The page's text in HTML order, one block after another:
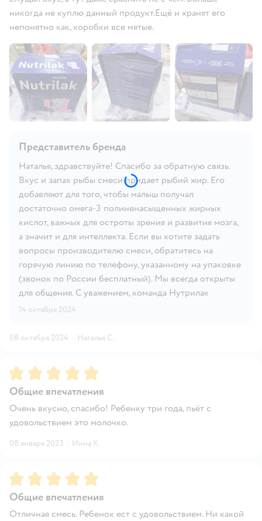
никогда не куплю данный продукт.Ещё и хранят его
непонятно как, коробки все мятые.
Представитель бренда
Наталья, здравствуйте! Спасибо за обратную связь.
Вкус и запах рыбы смеси придает рыбий жир. Его
добавляют для того, чтобы малыш получал
достаточно омега-3 полиненасыщенных жирных
кислот, важных для остроты зрения и развития мозга,
а значит и для интеллекта. Если вы хотите задать
вопросы производителю смеси, обратитесь на
горячую линию по телефону, указанному на упаковке
(звонок по России бесплатный). Мы всегда открыты
для общения. С уважением, команда Нутрилак
14 октября 2024
08 октября 2024 · Наталья С.
Рейтинг:5
Общие впечатления
Очень вкусно, спасибо! Ребенку три года, пьёт с
удовольствием это молочко.
08 января 2023 · Инна К.
Рейтинг:5
Общие впечатления
Отличная смесь. Ребенок ест с удовольствием. Ни какой